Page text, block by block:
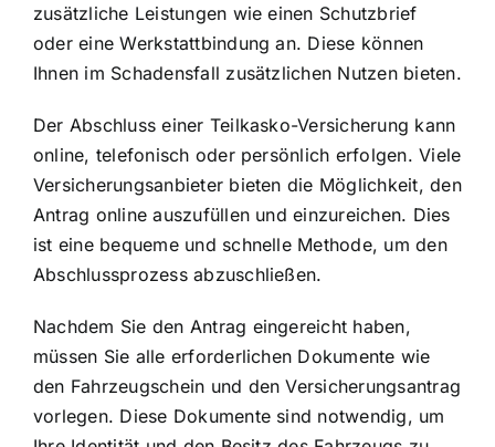
zusätzliche Leistungen wie einen Schutzbrief
oder eine Werkstattbindung an. Diese können
Ihnen im Schadensfall zusätzlichen Nutzen bieten.
Der Abschluss einer Teilkasko-Versicherung kann
online, telefonisch oder persönlich erfolgen. Viele
Versicherungsanbieter bieten die Möglichkeit, den
Antrag online auszufüllen und einzureichen. Dies
ist eine bequeme und schnelle Methode, um den
Abschlussprozess abzuschließen.
Nachdem Sie den Antrag eingereicht haben,
müssen Sie alle erforderlichen Dokumente wie
den Fahrzeugschein und den Versicherungsantrag
vorlegen. Diese Dokumente sind notwendig, um